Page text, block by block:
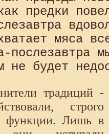
предки
мяса
послезавтра
традиций -
строго
функции. Лишь в